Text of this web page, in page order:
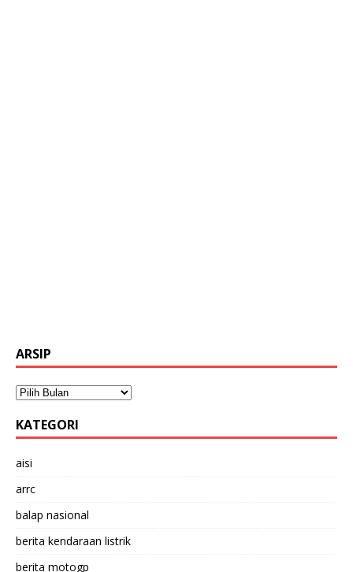
ARSIP
KATEGORI
aisi
arrc
balap nasional
berita kendaraan listrik
berita motogp